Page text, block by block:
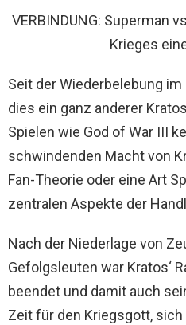
VERBINDUNG: Superman
Krieges
Seit der Wiederbelebung
dies ein ganz anderer
Spielen wie God of War III
schwindenden Macht von
Fan-Theorie oder eine Art
zentralen Aspekte der
Nach der Niederlage von
Gefolgsleuten war Kratos‘
beendet und damit auch
Zeit für den Kriegsgott,